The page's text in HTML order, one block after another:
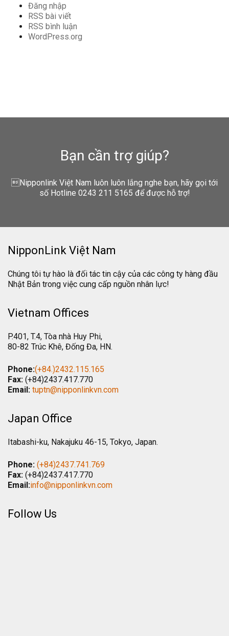
Đăng nhập
RSS bài viết
RSS bình luận
WordPress.org
Bạn cần trợ giúp?
Nipponlink Việt Nam luôn luôn lắng nghe bạn, hãy gọi tới
số Hotline 0243 211 5165 để được hỗ trợ!
NipponLink Việt Nam
Chúng tôi tự hào là đối tác tin cậy của các công ty hàng đầu
Nhật Bản trong việc cung cấp nguồn nhân lực!
Vietnam Offices
P.401, T.4, Tòa nhà Huy Phi,
80-82 Trúc Khê, Đống Đa, HN.
Phone:(+84.)2432.115.165
Fax: (+84)2437.417.770
Email: tuptn@nipponlinkvn.com
Japan Office
Itabashi-ku, Nakajuku 46-15, Tokyo, Japan.
Phone: (+84)2437.741.769
Fax: (+84)2437.417.770
Email:info@nipponlinkvn.com
Follow Us